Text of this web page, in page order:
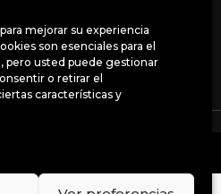
mejorar su experiencia
son esenciales para el
pero usted puede gestionar
o retirar el
características y
para el